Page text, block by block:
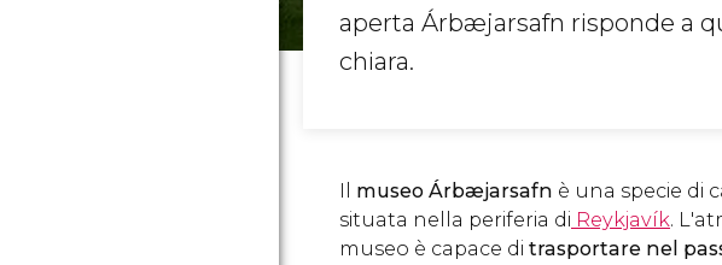
aperta Árbæjarsafn risponde a
chiara.
Il museo Árbæjarsafn è una specie di
situata nella periferia di Reykjavík.
museo è capace di trasportare nel